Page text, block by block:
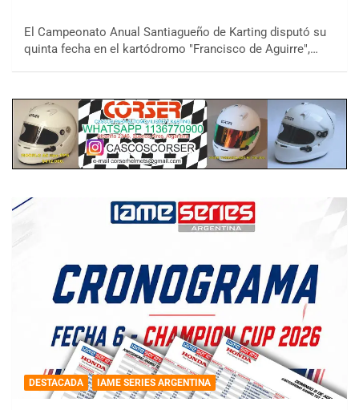
El Campeonato Anual Santiagueño de Karting disputó su
quinta fecha en el kartódromo "Francisco de Aguirre",…
DESTACADA IAME SERIES ARGENTINA